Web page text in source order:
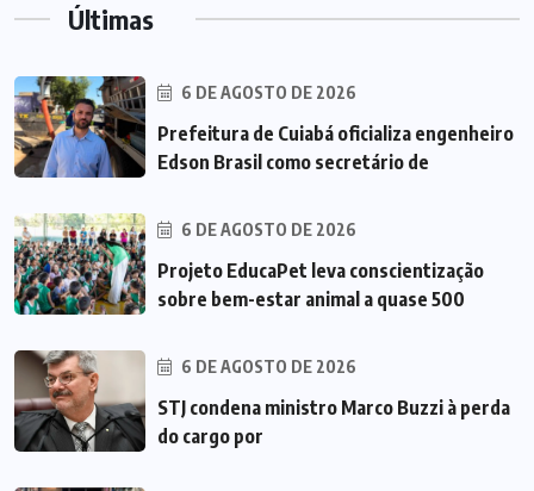
Últimas
6 DE AGOSTO DE 2026
Prefeitura de Cuiabá oficializa engenheiro
Edson Brasil como secretário de
6 DE AGOSTO DE 2026
Projeto EducaPet leva conscientização
sobre bem-estar animal a quase 500
6 DE AGOSTO DE 2026
STJ condena ministro Marco Buzzi à perda
do cargo por